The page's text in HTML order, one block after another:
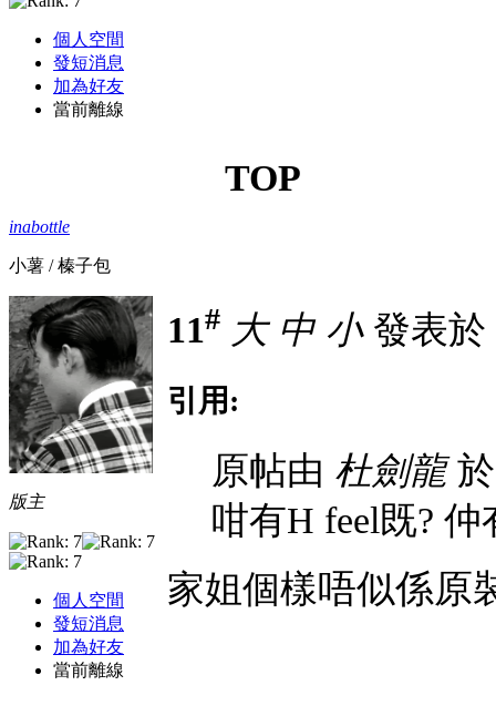
個人空間
發短消息
加為好友
當前離線
TOP
inabottle
小薯 / 榛子包
版主
個人空間
發短消息
加為好友
當前離線
11# 大 中 小發表於
引用:
原帖由 杜劍龍於
咁有H feel既?
家姐個樣唔似係原